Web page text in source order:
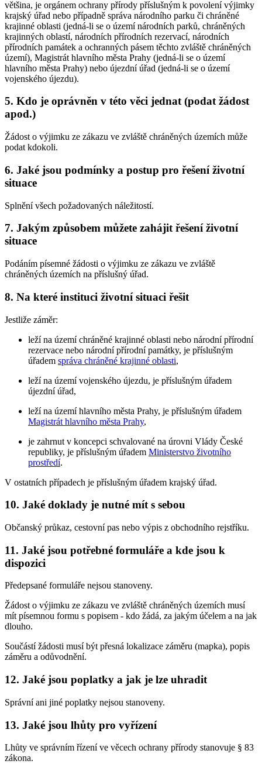
většina, je orgánem ochrany přírody příslušným k povolení výjimky
krajský úřad nebo případně správa národního parku či chráněné
krajinné oblasti (jedná-li se o území národních parků, chráněných
krajinných oblastí, národních přírodních rezervací, národních
přírodních památek a ochranných pásem těchto zvláště chráněných
území), Magistrát hlavního města Prahy (jedná-li se o území
hlavního města Prahy) nebo újezdní úřad (jedná-li se o území
vojenského újezdu).
5. Kdo je oprávněn v této věci jednat (podat žádost
apod.)
Žádost o výjimku ze zákazu ve zvláště chráněných územích může
podat kdokoli.
6. Jaké jsou podmínky a postup pro řešení životní
situace
Splnění všech požadovaných náležitostí.
7. Jakým způsobem můžete zahájit řešení životní
situace
Podáním písemné žádosti o výjimku ze zákazu ve zvláště
chráněných územích na příslušný úřad.
8. Na které instituci životní situaci řešit
Jestliže záměr:
leží na území chráněné krajinné oblasti nebo národní přírodní
rezervace nebo národní přírodní památky, je příslušným
úřadem správa chráněné krajinné oblasti,
leží na území vojenského újezdu, je příslušným úřadem
újezdní úřad,
leží na území hlavního města Prahy, je příslušným úřadem
Magistrát hlavního města Prahy,
je zahrnut v koncepci schvalované na úrovni Vlády České
republiky, je příslušným úřadem Ministerstvo životního
prostředí.
V ostatních případech je příslušným úřadem krajský úřad.
10. Jaké doklady je nutné mít s sebou
Občanský průkaz, cestovní pas nebo výpis z obchodního rejstříku.
11. Jaké jsou potřebné formuláře a kde jsou k
dispozici
Předepsané formuláře nejsou stanoveny.
Žádost o výjimku ze zákazu ve zvláště chráněných územích musí
mít písemnou formu s popisem - kdo žádá, za jakým účelem a na jak
dlouho.
Součástí žádosti musí být přesná lokalizace záměru (mapka), popis
záměru a odůvodnění.
12. Jaké jsou poplatky a jak je lze uhradit
Správní ani jiné poplatky nejsou stanoveny.
13. Jaké jsou lhůty pro vyřízení
Lhůty ve správním řízení ve věcech ochrany přírody stanovuje § 83
zákona.